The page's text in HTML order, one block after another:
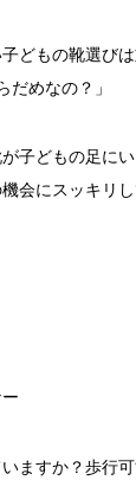
どもの靴選び
だめなの？」
子どもの足に
会にスッキリし
ますか？歩行